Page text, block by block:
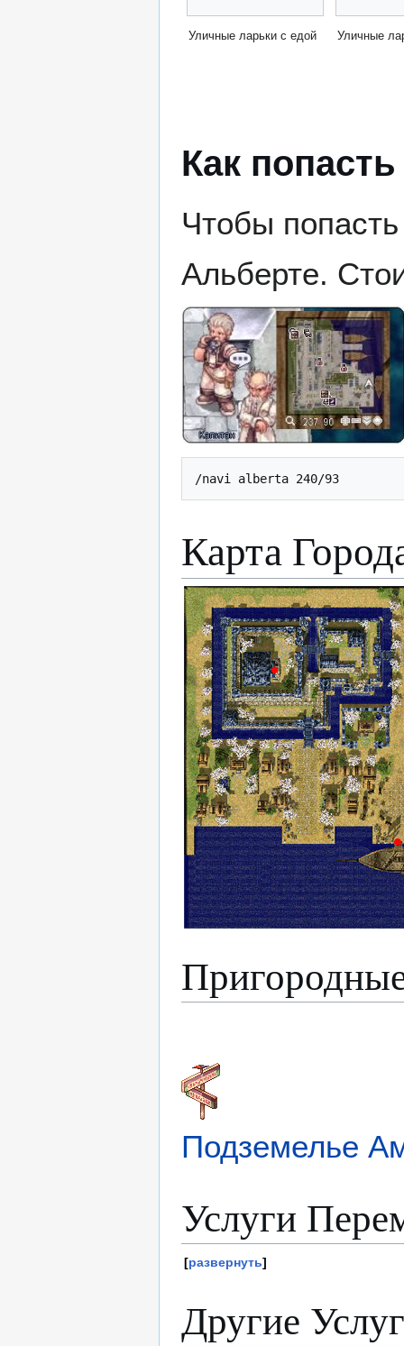
Уличные ларьки с едой Уличные
Как попасть
Чтобы
Альберте.
/navi alberta 240/93
Карта
Подземелье
Услуги
развернуть
Другие